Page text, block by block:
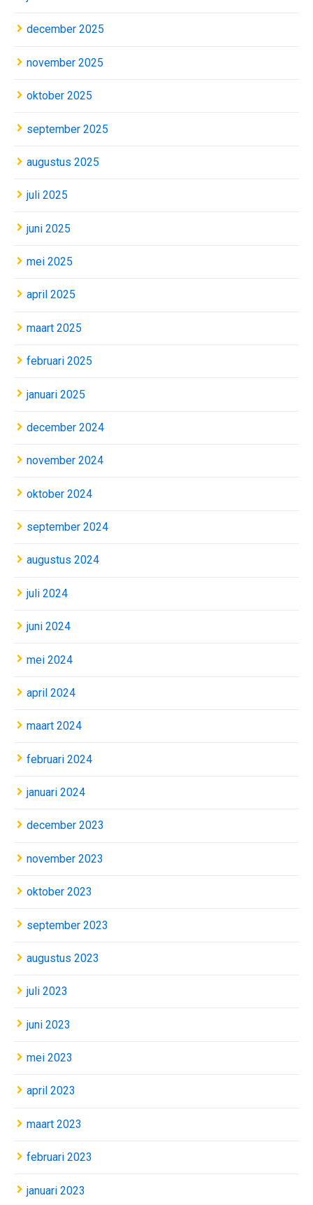
december 2025
november 2025
oktober 2025
september 2025
augustus 2025
juli 2025
juni 2025
mei 2025
april 2025
maart 2025
februari 2025
januari 2025
december 2024
november 2024
oktober 2024
september 2024
augustus 2024
juli 2024
juni 2024
mei 2024
april 2024
maart 2024
februari 2024
januari 2024
december 2023
november 2023
oktober 2023
september 2023
augustus 2023
juli 2023
juni 2023
mei 2023
april 2023
maart 2023
februari 2023
januari 2023